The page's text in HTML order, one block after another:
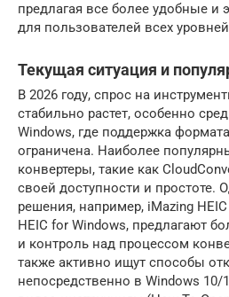
предлагая все более удобные
для пользователей всех
Текущая ситуация и
В 2026 году, спрос на
стабильно растет, особенно
Windows, где поддержка
ограничена. Наиболее
конвертеры, такие как
своей доступности и простоте.
решения, например, iMazing
HEIC for Windows, предлагают
и контроль над процессом
также активно ищут способы
непосредственно в Windows 10/